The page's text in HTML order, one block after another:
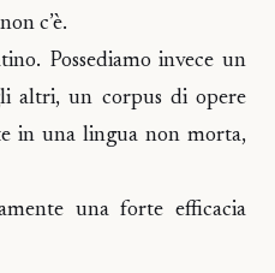
c’è.
Possediamo invece un
altri, un corpus di opere
in una lingua non morta,
una forte efficacia